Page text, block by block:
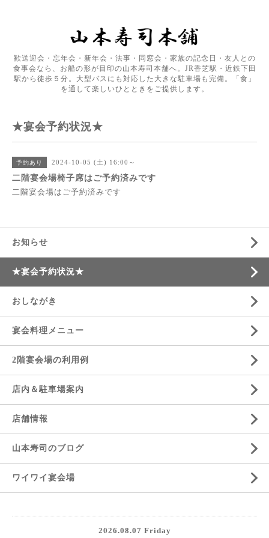
歓送迎会・忘年会・新年会・法事・同窓会・家族の記念日・友人との
食事会なら、お船の形が目印の山本寿司本舗へ。JR香芝駅・近鉄下田
駅から徒歩５分。大型バスにも対応した大きな駐車場も完備。「食」
を通して楽しいひとときをご提供します。
★宴会予約状況★
予約あり 2024-10-05 (土) 16:00～
二階宴会場椅子席はご予約済みです
二階宴会場はご予約済みです
お知らせ
★宴会予約状況★
おしながき
宴会料理メニュー
2階宴会場の利用例
店内＆駐車場案内
店舗情報
山本寿司のブログ
ワイワイ宴会場
2026.08.07 Friday